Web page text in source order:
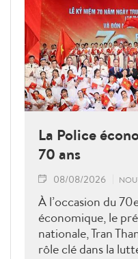
La Police
70 ans
08/08/2026
À l’occasion du
économique, le
nationale, Tran
rôle clé dans la